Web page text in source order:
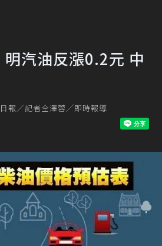
汽油反漲0.2元 中
報／記者仝澤蓉╱即時報導